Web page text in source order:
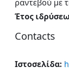
ραντεβού με
Έτος
Contacts
Ιστοσελίδα: